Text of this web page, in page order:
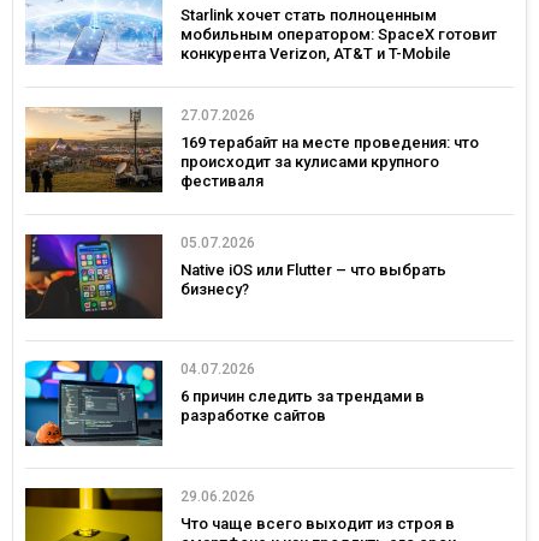
Starlink хочет стать полноценным
мобильным оператором: SpaceX готовит
конкурента Verizon, AT&T и T-Mobile
27.07.2026
169 терабайт на месте проведения: что
происходит за кулисами крупного
фестиваля
05.07.2026
Native iOS или Flutter – что выбрать
бизнесу?
04.07.2026
6 причин следить за трендами в
разработке сайтов
29.06.2026
Что чаще всего выходит из строя в